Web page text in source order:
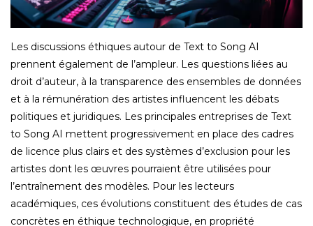
Les discussions éthiques autour de Text to Song AI
prennent également de l’ampleur. Les questions liées au
droit d’auteur, à la transparence des ensembles de données
et à la rémunération des artistes influencent les débats
politiques et juridiques. Les principales entreprises de Text
to Song AI mettent progressivement en place des cadres
de licence plus clairs et des systèmes d’exclusion pour les
artistes dont les œuvres pourraient être utilisées pour
l’entraînement des modèles. Pour les lecteurs
académiques, ces évolutions constituent des études de cas
concrètes en éthique technologique, en propriété